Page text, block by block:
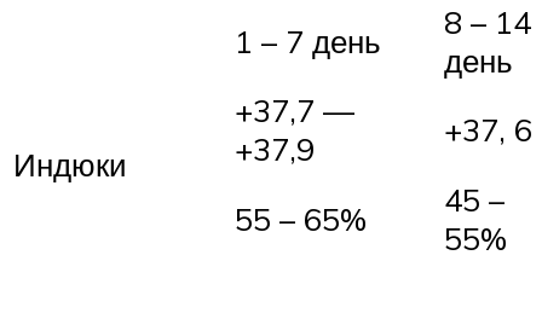
Индюки
1 – 7 день
+37,7 —
+37,9
55 – 65%
8 – 14
день
+37, 6
45 –
55%